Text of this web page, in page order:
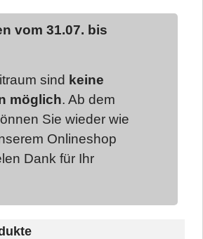
vom 31.07. bis
sind keine
möglich. Ab dem
Sie wieder wie
Onlineshop
Dank für Ihr